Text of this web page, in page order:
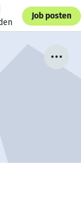
Job posten